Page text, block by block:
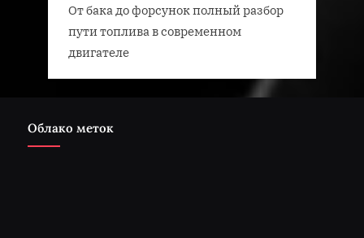
От бака до форсунок полный разбор
пути топлива в современном
двигателе
Облако меток